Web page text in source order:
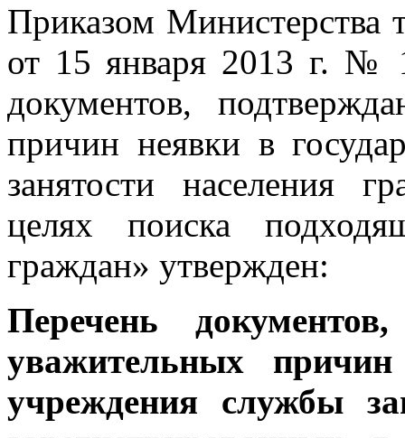
Приказом Министерства
от 15 января 2013 г. №
документов,
причин неявки в
занятости населения
целях поиска
граждан» утвержден:
Перечень
уважительных
учреждения службы